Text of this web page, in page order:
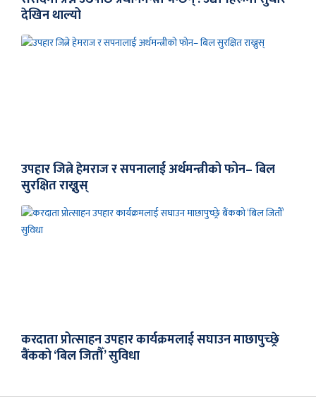
देखिन थाल्यो
उपहार जित्ने हेमराज र सपनालाई अर्थमन्त्रीको फोन– बिल
सुरक्षित राख्नुस्
करदाता प्रोत्साहन उपहार कार्यक्रमलाई सघाउन माछापुच्छ्रे
बैंकको ‘बिल जितौँ’ सुविधा